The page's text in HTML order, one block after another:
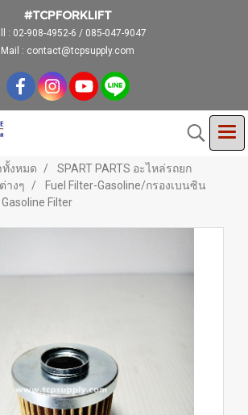
#TCPFORKLIFT
: 02-908-4952-6 / 085-047-9047
Mail : contact@tcpsupply.com
งหมด
SPART PARTS อะไหล่รถยก
างๆ
Fuel Filter-Gasoline/กรองเบนซิน
Filter